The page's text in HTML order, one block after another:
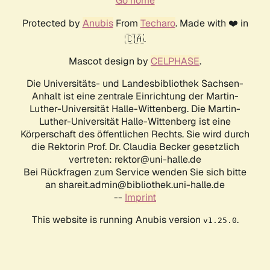
Protected by AnubisFrom Techaro. Made with ❤️ in
🇨🇦.
Mascot design by CELPHASE.
Die Universitäts- und Landesbibliothek Sachsen-
Anhalt ist eine zentrale Einrichtung der Martin-
Luther-Universität Halle-Wittenberg. Die Martin-
Luther-Universität Halle-Wittenberg ist eine
Körperschaft des öffentlichen Rechts. Sie wird durch
die Rektorin Prof. Dr. Claudia Becker gesetzlich
vertreten: rektor@uni-halle.de
Bei Rückfragen zum Service wenden Sie sich bitte
an shareit.admin@bibliothek.uni-halle.de
-- Imprint
This website is running Anubis version v1.25.0.